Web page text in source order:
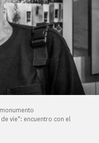
vie": encuentro con el